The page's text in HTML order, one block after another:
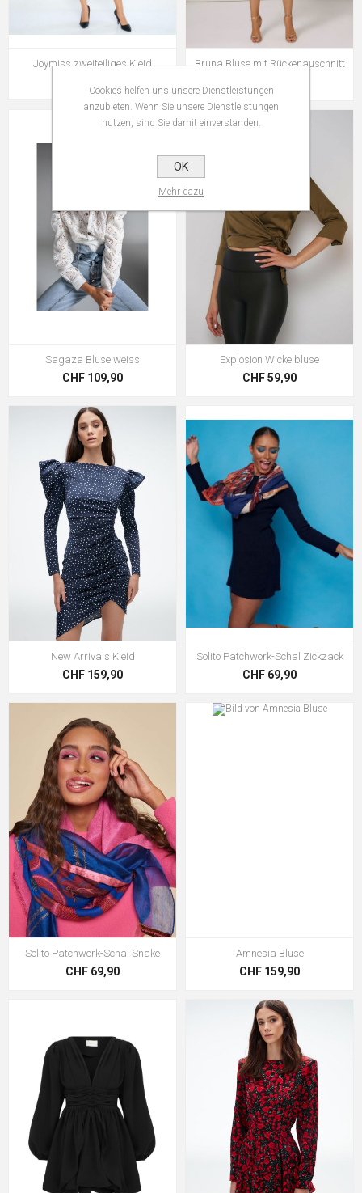
Joymiss zweiteiliges Kleid Bruna Bluse mit Rückenauschnitt
Sagaza Bluse weiss
CHF 109,90
Explosion Wickelbluse
CHF 59,90
New Arrivals Kleid
CHF 159,90
Solito Patchwork-Schal Zickzack
CHF 69,90
Solito Patchwork-Schal Snake
CHF 69,90
Amnesia Bluse
CHF 159,90
Cookies helfen uns unsere Dienstleistungen
anzubieten. Wenn Sie unsere Dienstleistungen
nutzen, sind Sie damit einverstanden.
OK
Mehr dazu